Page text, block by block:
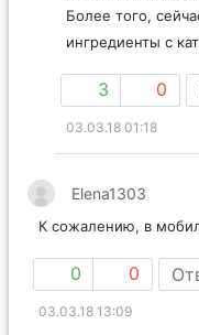
Более того,
ингредиенты с
3 0
03.03.18 01:18
Elena1303
К сожалению, в
0 0
03.03.18 13:09